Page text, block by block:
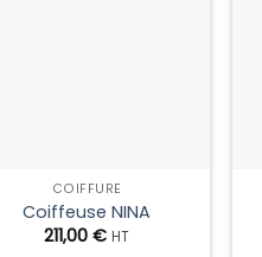
COIFFURE
Coiffeuse NINA
211,00€ HT